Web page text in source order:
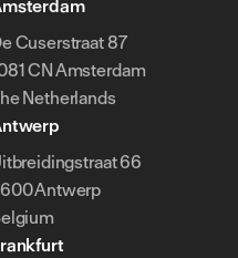
Cuserstraat 87
CN Amsterdam
Netherlands
66
Antwerp